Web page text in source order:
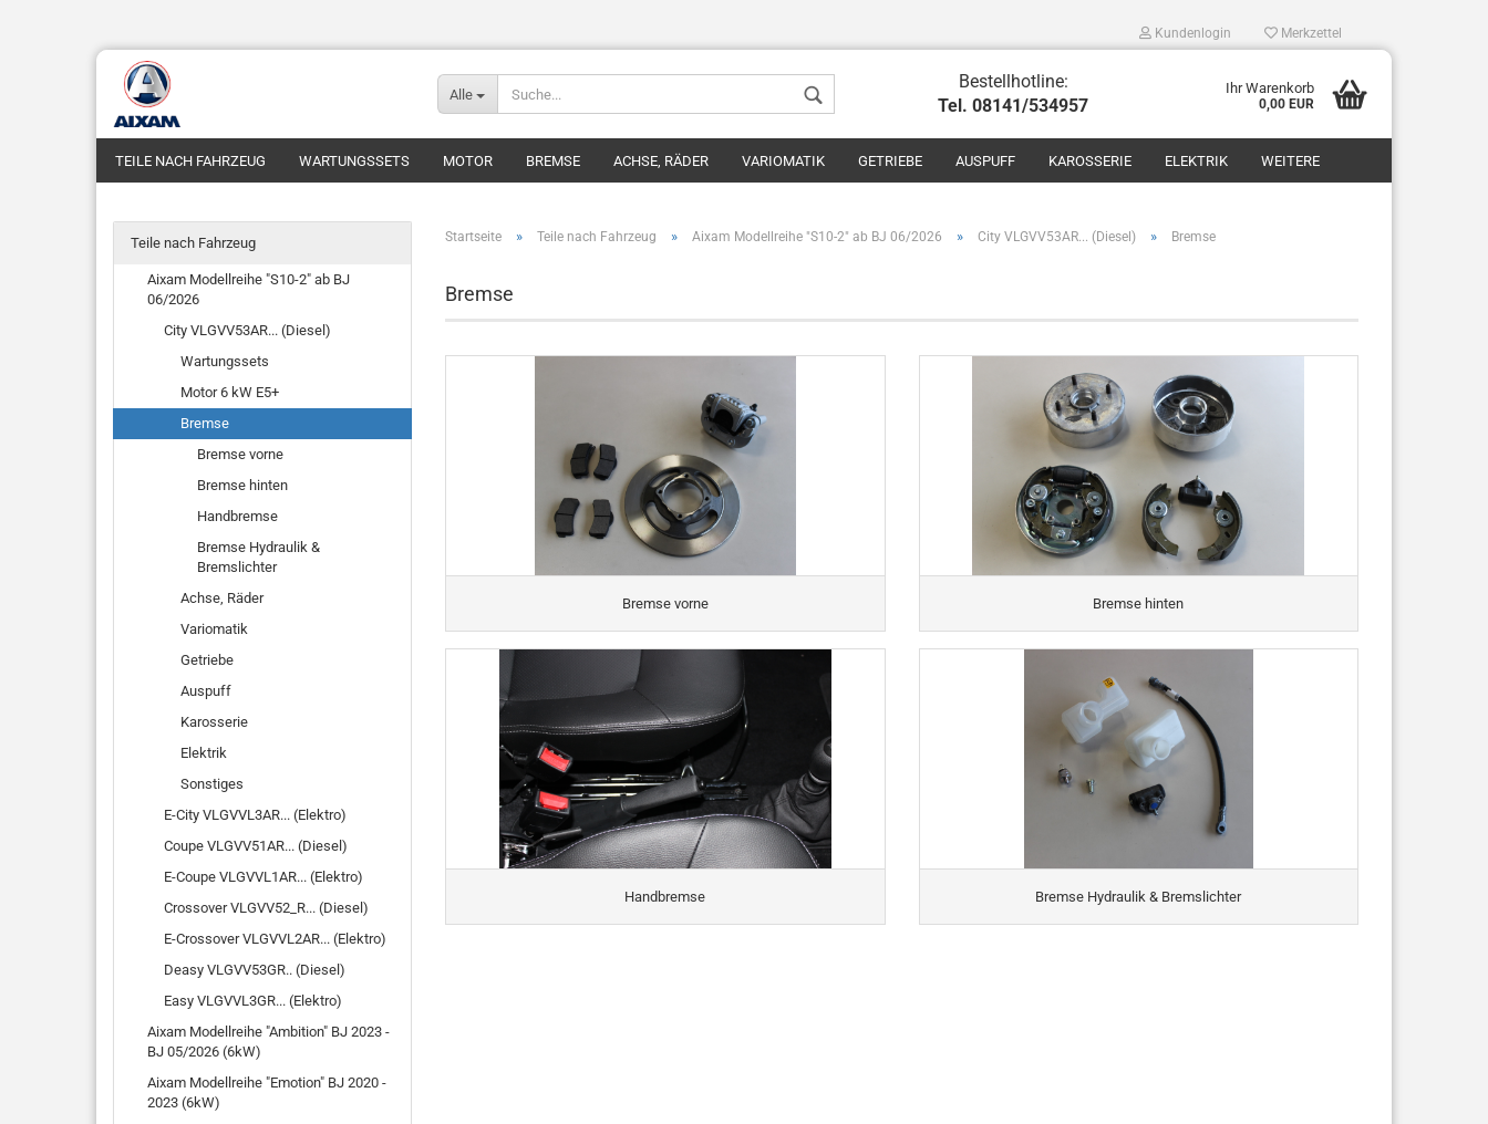
Kundenlogin Merkzettel
Alle
Bestellhotline:
Tel. 08141/534957
Ihr Warenkorb
0,00 EUR
TEILE NACH FAHRZEUG WARTUNGSSETS MOTOR BREMSE ACHSE, RÄDER VARIOMATIK GETRIEBE AUSPUFF KAROSSERIE ELEKTRIK WEITERE
Startseite » Teile nach Fahrzeug » Aixam Modellreihe "S10-2" ab BJ 06/2026 » City VLGVV53AR... (Diesel) » Bremse
Bremse
Bremse vorne Bremse hinten
Handbremse Bremse Hydraulik & Bremslichter
Teile nach Fahrzeug
Aixam Modellreihe "S10-2" ab BJ
06/2026
City VLGVV53AR... (Diesel)
Wartungssets
Motor 6 kW E5+
Bremse
Bremse vorne
Bremse hinten
Handbremse
Bremse Hydraulik &
Bremslichter
Achse, Räder
Variomatik
Getriebe
Auspuff
Karosserie
Elektrik
Sonstiges
E-City VLGVVL3AR... (Elektro)
Coupe VLGVV51AR... (Diesel)
E-Coupe VLGVVL1AR... (Elektro)
Crossover VLGVV52_R... (Diesel)
E-Crossover VLGVVL2AR... (Elektro)
Deasy VLGVV53GR.. (Diesel)
Easy VLGVVL3GR... (Elektro)
Aixam Modellreihe "Ambition" BJ 2023 -
BJ 05/2026 (6kW)
Aixam Modellreihe "Emotion" BJ 2020 -
2023 (6kW)